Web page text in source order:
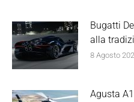
Bugatti
alla
8 Agosto
Agusta